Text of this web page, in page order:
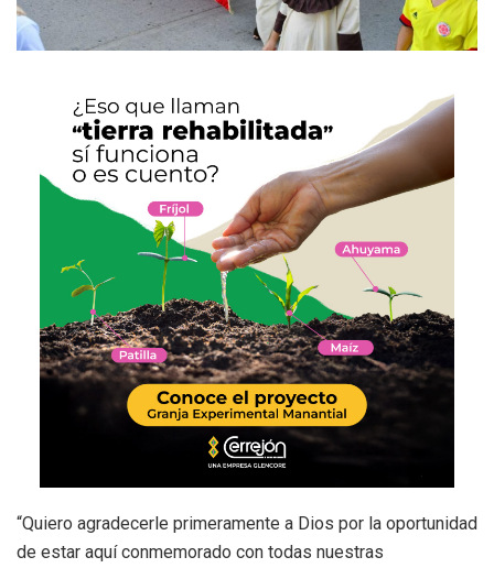
“Quiero agradecerle primeramente a Dios por la oportunidad
de estar aquí conmemorado con todas nuestras